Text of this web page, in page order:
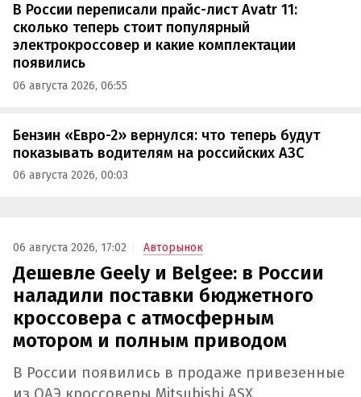
В России переписали прайс-лист Avatr 11:
сколько теперь стоит популярный
электрокроссовер и какие комплектации
появились
06 августа 2026, 06:55
Бензин «Евро-2» вернулся: что теперь будут
показывать водителям на российских АЗС
06 августа 2026, 00:03
06 августа 2026, 17:02 Авторынок
Дешевле Geely и Belgee: в России
наладили поставки бюджетного
кроссовера с атмосферным
мотором и полным приводом
В России появились в продаже привезенные